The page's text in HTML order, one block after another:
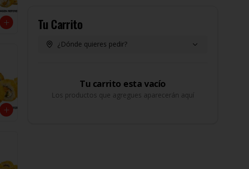
Tu Carrito
¿Dónde quieres pedir?
Tu carrito esta vacío
Los productos que agregues aparecerán aquí